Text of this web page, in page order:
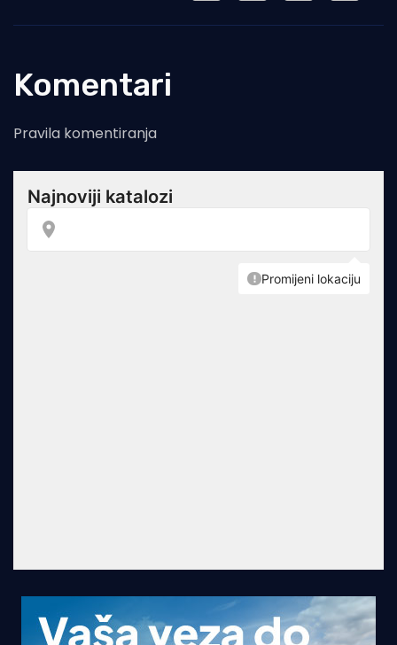
Komentari
Pravila komentiranja